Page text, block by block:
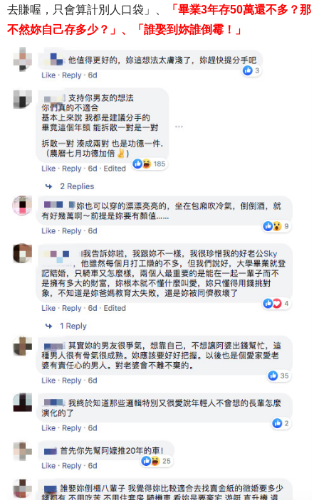
去賺喔，只會算計別人口袋」、
「畢業3年存50萬還不多？那
不然妳自己存多少？」、「誰娶到妳誰倒霉！」